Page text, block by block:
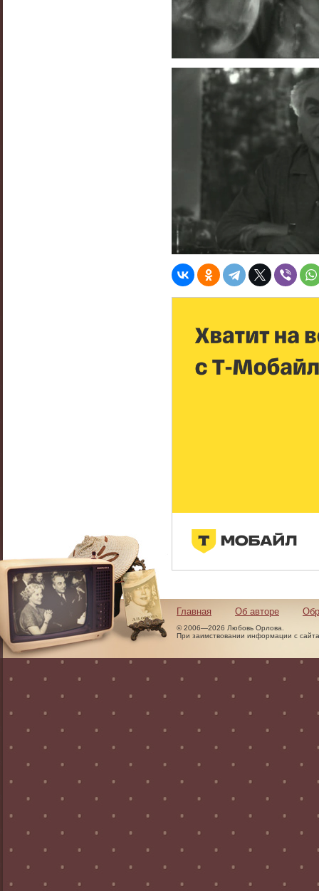
Главная Об авторе
© 2006—2026 Любовь Орлова.
При заимствовании информации с